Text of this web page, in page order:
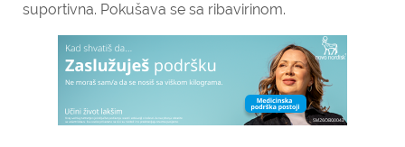
suportivna. Pokušava se sa ribavirinom.